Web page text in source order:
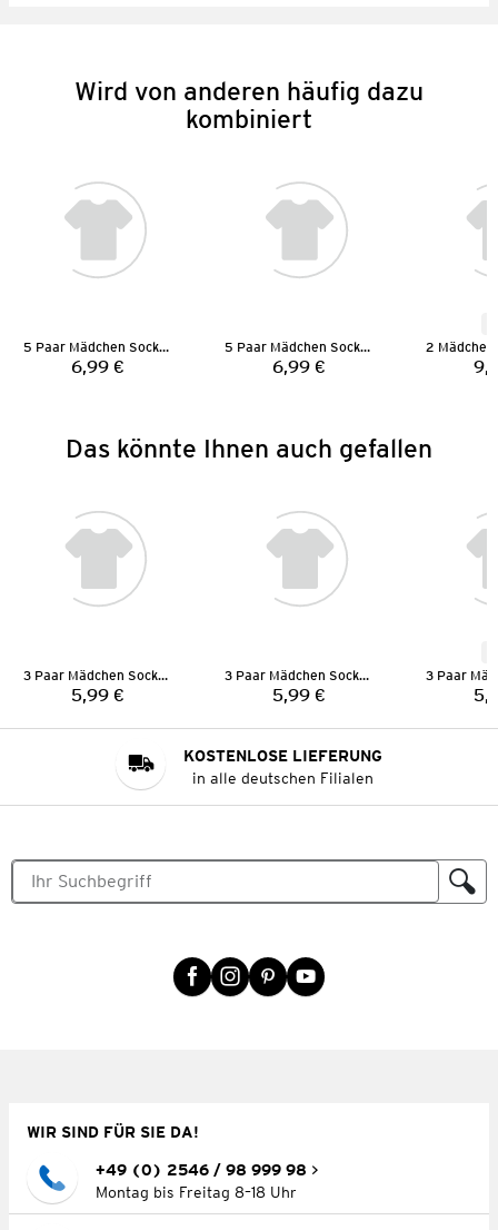
Wird von anderen häufig dazu
kombiniert
5 Paar Mädchen Socken
Preis:
6,99 €
5 Paar Mädchen Socken
Preis:
6,99 €
Das könnte Ihnen auch gefallen
3 Paar Mädchen Socken
Preis:
5,99 €
3 Paar Mädchen Socken
Preis:
5,99 €
KOSTENLOSE LIEFERUNG
in alle deutschen Filialen
WIR SIND FÜR SIE DA!
+49 (0) 2546 / 98 999 98
Montag bis Freitag 8–18 Uhr